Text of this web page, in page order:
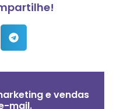
e vendas
mail.